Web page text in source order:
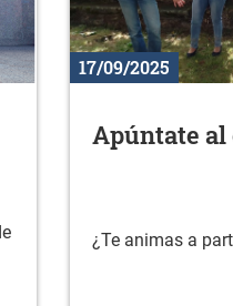
17/09/2025
Apúntate al
¿Te animas a